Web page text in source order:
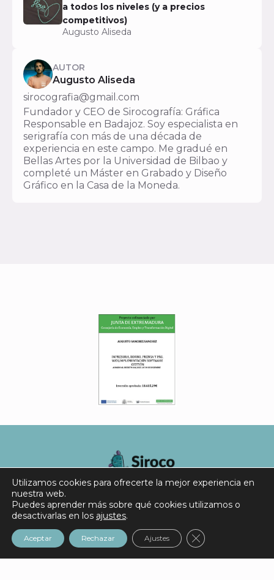
a todos los niveles (y a precios
competitivos)
Augusto Aliseda
AUTOR
Augusto Aliseda
sirocografia@gmail.com
Fundador y CEO de Sirocografía: Gráfica
Responsable en Badajoz. Soy especialista en
serigrafía con más de una década de
experiencia en este campo. Me gradué en
Bellas Artes por la Universidad de Bilbao y
completé un Máster en Grabado y Diseño
Gráfico en la Casa de la Moneda.
Utilizamos cookies para ofrecerte la mejor experiencia en
nuestra web.
Puedes aprender más sobre qué cookies utilizamos o
desactivarlas en los ajustes.
Aceptar Rechazar Ajustes Cerrar el banner